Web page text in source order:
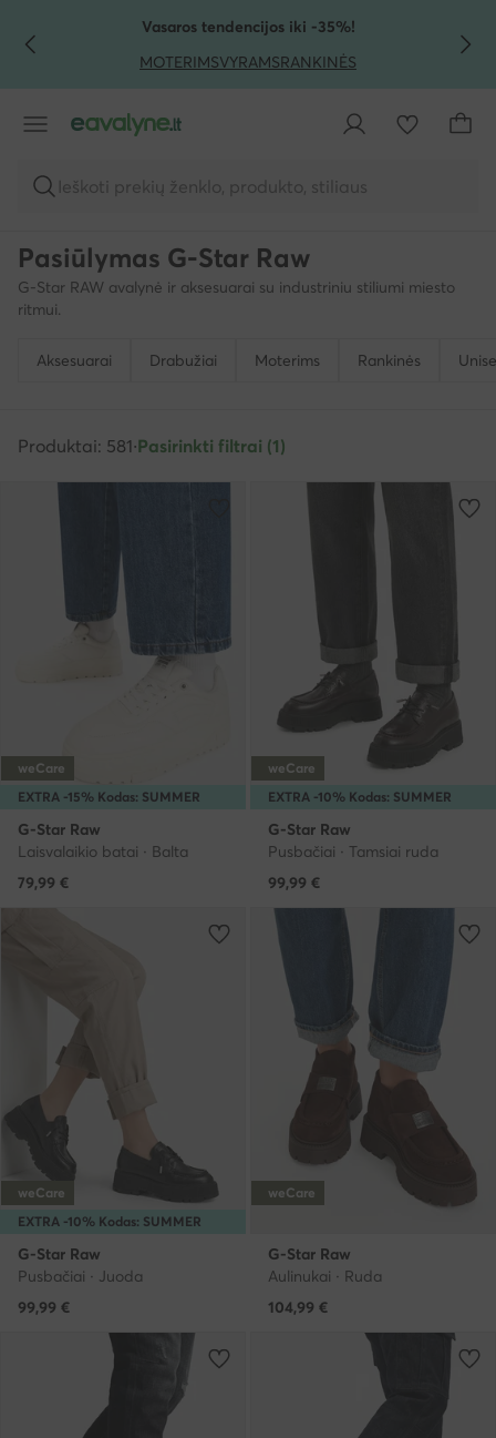
PEREITI PRIE PAGRINDINIO TURINIO
PEREITI Į PAIEŠKĄVasaros tendencijos iki -35%!
MOTERIMSVYRAMSRANKINĖS
Ieškoti prekių ženklo, produkto, stiliaus
Pasiūlymas G-Star Raw
G-Star RAW avalynė ir aksesuarai su industriniu stiliumi miesto
ritmui.
Aksesuarai Drabužiai Moterims Rankinės
Produktai: 581·Pasirinkti filtrai (1)
EXTRA -15% Kodas: SUMMER
weCare
G-Star Raw
Laisvalaikio batai · Balta
79,99 €
EXTRA -10% Kodas: SUMMER
weCare
G-Star Raw
Pusbačiai · Tamsiai ruda
99,99 €
EXTRA -10% Kodas: SUMMER
weCare
G-Star Raw
Pusbačiai · Juoda
99,99 €
weCare
G-Star Raw
Aulinukai · Ruda
104,99 €